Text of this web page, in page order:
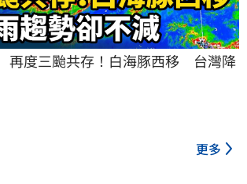
再度三颱共存！白海豚西移　台灣降
更多